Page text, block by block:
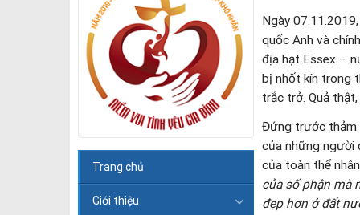
Trang chủ
Giới thiệu
Ngày
quốc Anh và
địa hạt Essex –
bị nhốt kín trong
trắc trở. Quả
Đứng trước thảm
của những người
của toàn thể nhân
của số phận mà
đẹp hơn ở đất